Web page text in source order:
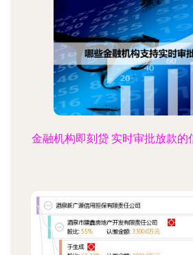
金融机构即刻贷 实时审批放款的